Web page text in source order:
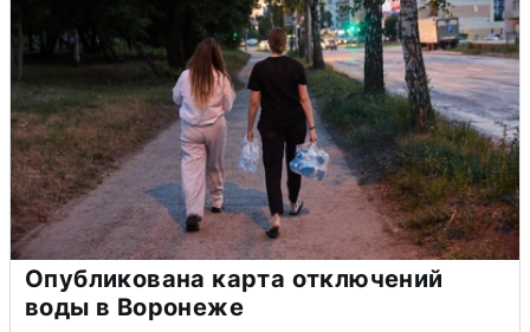
Опубликована карта отключений
воды в Воронеже